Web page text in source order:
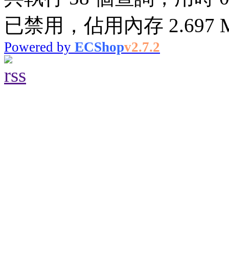
已禁用，佔用內存 2.697
Powered by ECShopv2.7.2